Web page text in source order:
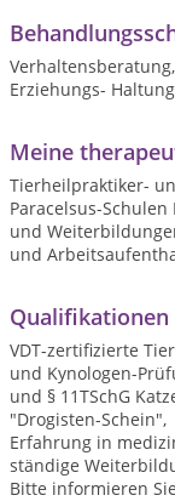
Verhaltensberatung,
Erziehungs-
Meine
Tierheilpraktiker-
Paracelsus-
und
und
Qualifikationen
VDT-zertifizierte
und Kynologen-
und § 11TSchG
"Drogisten-Schein",
Erfahrung in
ständige
Bitte informieren